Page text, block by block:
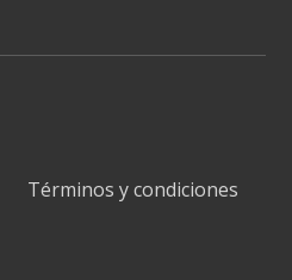
Términos y condiciones